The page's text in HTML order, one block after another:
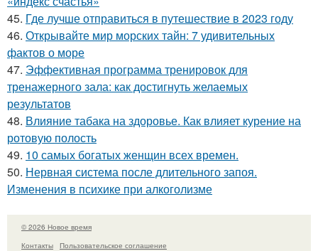
45. Где лучше отправиться в путешествие в 2023 году
46. Открывайте мир морских тайн: 7 удивительных
фактов о море
47. Эффективная программа тренировок для
тренажерного зала: как достигнуть желаемых
результатов
48. Влияние табака на здоровье. Как влияет курение на
ротовую полость
49. 10 самых богатых женщин всех времен.
50. Нервная система после длительного запоя.
Изменения в психике при алкоголизме
© 2026 Новое время
Контакты
Пользовательское соглашение